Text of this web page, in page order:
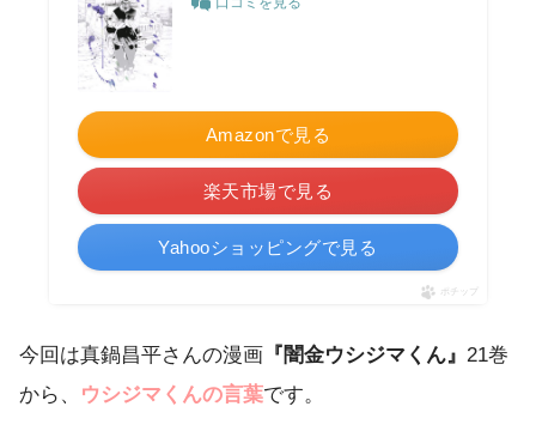
Amazonで見る
楽天市場で見る
Yahooショッピングで見る
ポチップ
今回は真鍋昌平さんの漫画 『闇金ウシジマくん』 21巻
から、 ウシジマくんの言葉です。